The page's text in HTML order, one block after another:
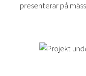
presenterar på